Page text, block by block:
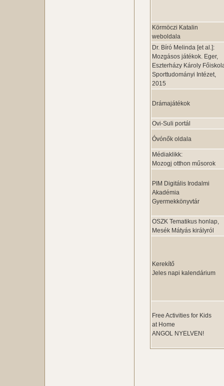
Körmöczi Katalin
weboldala
Dr. Bíró Melinda [et al.]:
Mozgásos játékok. Eger,
Eszterházy Károly
Sporttudományi Intézet,
2015
Drámajátékok
Ovi-Suli portál
Óvónők oldala
Médiaklikk:
Mozogj otthon műsorok
PIM Digitális Irodalmi
Akadémia
Gyermekkönyvtár
OSZK Tematikus honlap,
Mesék Mátyás királyról
Kerekítő
Jeles napi kalendárium
Free Activities for Kids
at Home
ANGOL NYELVEN!